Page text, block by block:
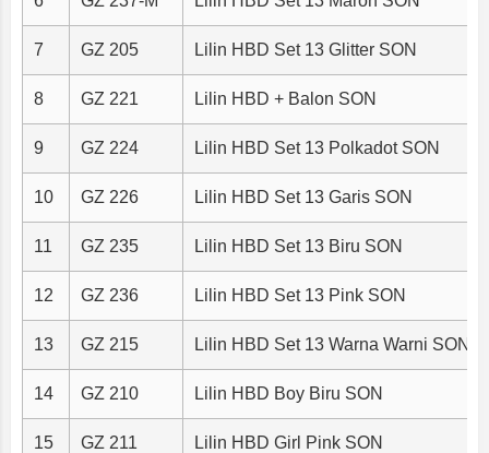
7 GZ 205 Lilin HBD Set 13 Glitter SON
8 GZ 221 Lilin HBD + Balon SON
9 GZ 224 Lilin HBD Set 13 Polkadot SON
10 GZ 226 Lilin HBD Set 13 Garis SON
11 GZ 235 Lilin HBD Set 13 Biru SON
12 GZ 236 Lilin HBD Set 13 Pink SON
13 GZ 215 Lilin HBD Set 13 Warna Warni SON
14 GZ 210 Lilin HBD Boy Biru SON
15 GZ 211 Lilin HBD Girl Pink SON